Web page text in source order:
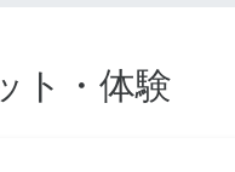
ト・体験